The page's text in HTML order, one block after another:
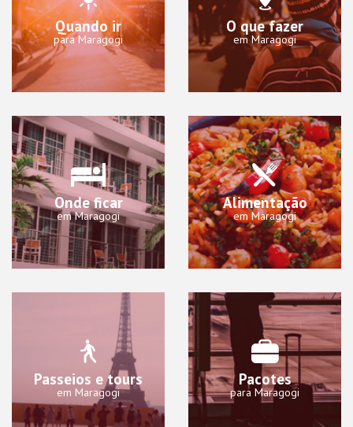
Quando ir
para Maragogi
O que fazer
em Maragogi
Onde ficar
em Maragogi
Alimentação
em Maragogi
Passeios e tours
em Maragogi
Pacotes
para Maragogi